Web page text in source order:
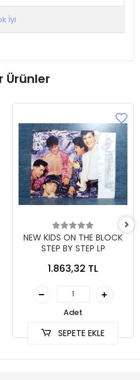
İyi
Ürünler
NEW KIDS ON THE BLOCK
STEP BY STEP LP
1.863,32 TL
Adet
SEPETE EKLE